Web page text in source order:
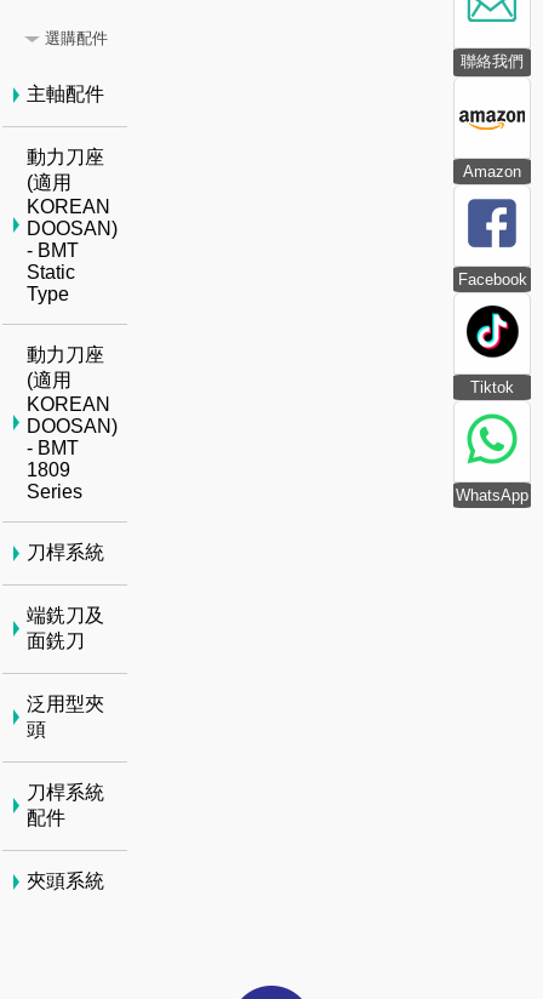
聯絡我們
Amazon
Facebook
Tiktok
WhatsApp
選購配件
主軸配件
動力刀座
(適用
KOREAN
DOOSAN)
- BMT
Static
Type
動力刀座
(適用
KOREAN
DOOSAN)
- BMT
1809
Series
刀桿系統
端銑刀及
面銑刀
泛用型夾
頭
刀桿系統
配件
夾頭系統